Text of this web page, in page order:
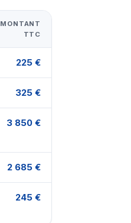
MONTANT
TTC
225 €
325 €
3 850 €
2 685 €
245 €